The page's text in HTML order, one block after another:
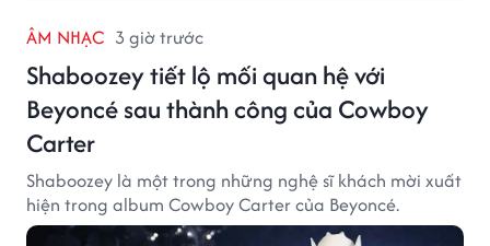
ÂM NHẠC 3 giờ trước
Shaboozey tiết lộ mối quan hệ với
Beyoncé sau thành công của Cowboy
Carter
Shaboozey là một trong những nghệ sĩ khách mời xuất
hiện trong album Cowboy Carter của Beyoncé.